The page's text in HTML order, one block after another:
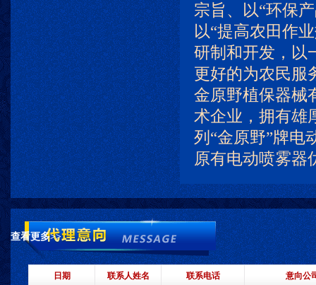
宗旨、以“环保
以“提高农田作
研制和开发，以
更好的为农民服
金原野植保器械
术企业，拥有雄
列“金原野”牌电
原有电动喷雾器
查看更多>>